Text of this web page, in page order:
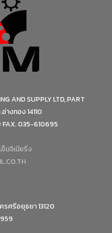
AND SUPPLY LTD,.PART
างทอง 14110
035-610695
นจิเนียริ่ง
รศรีอยุธยา 13120